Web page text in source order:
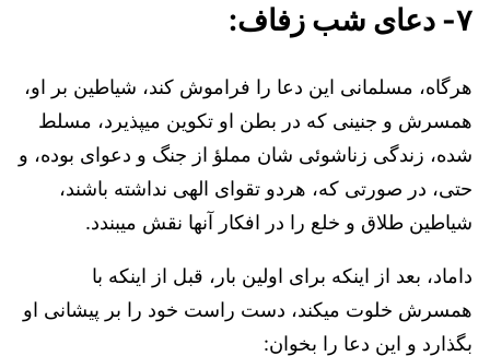
۷- دعای شب زفاف:
هرگاه، مسلمانی این دعا را فراموش کند، شیاطین بر او،
همسرش و جنینی که در بطن او تکوین میپذیرد، مسلط
شده، زندگی زناشوئی شان مملؤ از جنگ و دعوای بوده، و
حتی، در صورتی که، هردو تقوای الهی نداشته باشند،
شیاطین طلاق و خلع را در افکار آنها نقش میبندد.
داماد، بعد از اینکه برای اولین بار، قبل از اینکه با
همسرش خلوت میکند، دست راست خود را بر پیشانی او
بگذارد و این دعا را بخوان: